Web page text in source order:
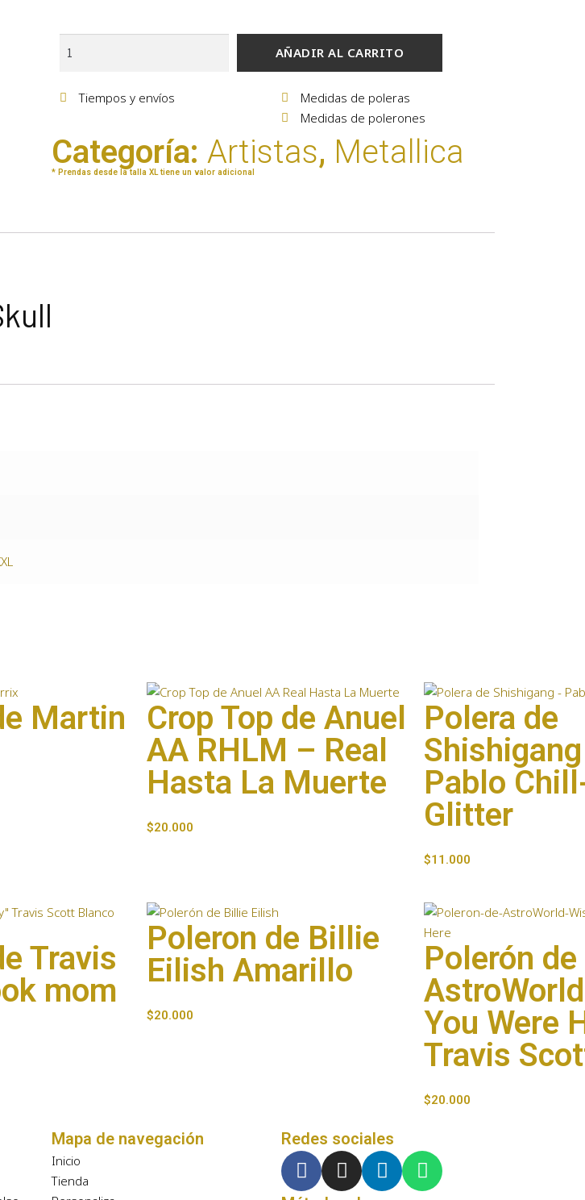
AÑADIR AL CARRITO
Tiempos y envíos
Medidas de poleras
Medidas de polerones
Categoría: Artistas, Metallica
* Prendas desde la talla XL tiene un valor adicional
Martin
Crop Top de Anuel
AA RHLM – Real
Hasta La Muerte
$20.000
Polera de
Pablo
Glitter
$11.000
Travis
mom
Poleron de Billie
Eilish Amarillo
$20.000
Polerón de
You Were
Travis
$20.000
Mapa de navegación
Inicio
Tienda
Redes sociales